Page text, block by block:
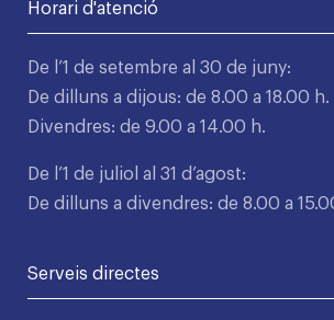
Horari d'atenció
De l’1 de setembre al 30 de juny:
De dilluns a dijous: de 8.00 a 18.00 h.
Divendres: de 9.00 a 14.00 h.
De l’1 de juliol al 31 d’agost:
De dilluns a divendres: de 8.00 a
Serveis directes